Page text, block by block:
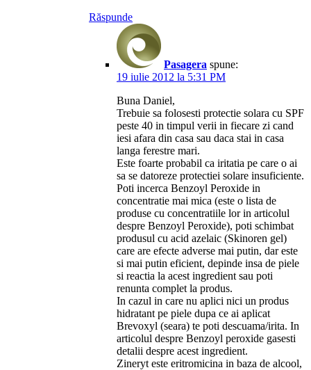
Răspunde
Pasagera spune:
19 iulie 2012 la 5:31 PM
Buna Daniel,
Trebuie sa folosesti protectie solara cu SPF
peste 40 in timpul verii in fiecare zi cand
iesi afara din casa sau daca stai in casa
langa ferestre mari.
Este foarte probabil ca iritatia pe care o ai
sa se datoreze protectiei solare insuficiente.
Poti incerca Benzoyl Peroxide in
concentratie mai mica (este o lista de
produse cu concentratiile lor in articolul
despre Benzoyl Peroxide), poti schimbat
produsul cu acid azelaic (Skinoren gel)
care are efecte adverse mai putin, dar este
si mai putin eficient, depinde insa de piele
si reactia la acest ingredient sau poti
renunta complet la produs.
In cazul in care nu aplici nici un produs
hidratant pe piele dupa ce ai aplicat
Brevoxyl (seara) te poti descuama/irita. In
articolul despre Benzoyl peroxide gasesti
detalii despre acest ingredient.
Zineryt este eritromicina in baza de alcool,